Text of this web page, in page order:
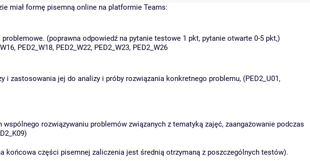
miał formę pisemną online na platformie Teams:
(poprawna odpowiedź na pytanie testowe 1 pkt, pytanie otwarte 0-5 pkt,)
PED2_W18, PED2_W22, PED2_W23, PED2_W26
zastosowania jej do analizy i próby rozwiązania konkretnego problemu, (PED2_U01,
rozwiązywaniu problemów związanych z tematyką zajęć, zaangażowanie podczas
części pisemnej zaliczenia jest średnią otrzymaną z poszczególnych testów).